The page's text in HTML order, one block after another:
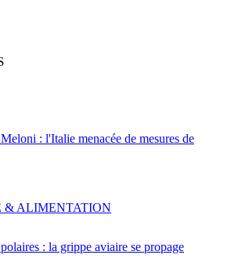
: l'Italie menacée de mesures de
: la grippe aviaire se propage
& ALIMENTATION